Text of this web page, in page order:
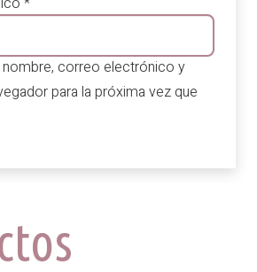
nombre, correo electrónico y
para la próxima vez que